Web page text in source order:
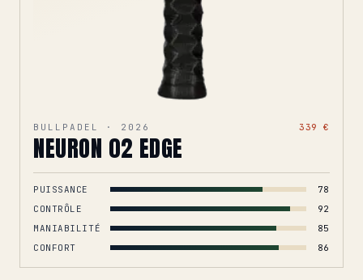
BULLPADEL · 2026 339 €
NEURON 02 EDGE
PUISSANCE
78
CONTRÔLE
92
MANIABILITÉ
85
CONFORT
86